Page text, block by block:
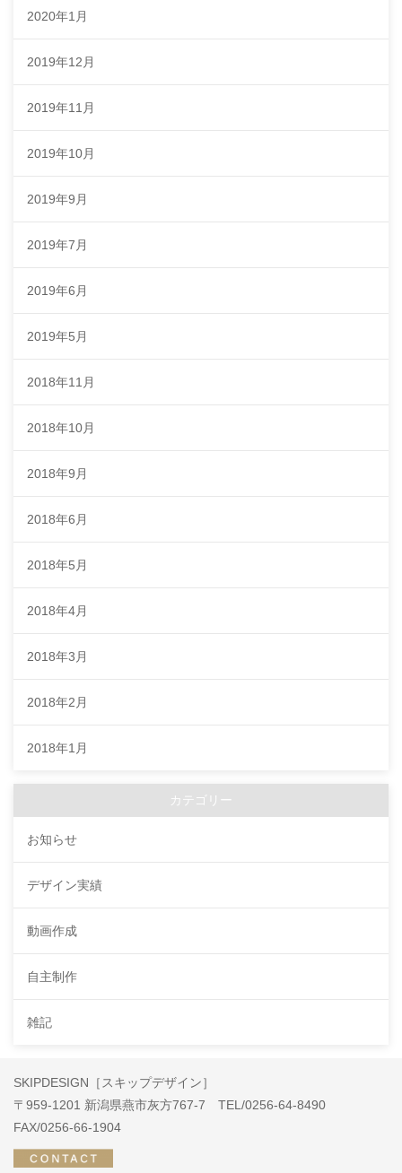
2020年1月
2019年12月
2019年11月
2019年10月
2019年9月
2019年7月
2019年6月
2019年5月
2018年11月
2018年10月
2018年9月
2018年6月
2018年5月
2018年4月
2018年3月
2018年2月
2018年1月
カテゴリー
お知らせ
デザイン実績
動画作成
自主制作
雑記
SKIPDESIGN［スキップデザイン］
〒959-1201 新潟県燕市灰方767-7 TEL/0256-64-8490
FAX/0256-66-1904